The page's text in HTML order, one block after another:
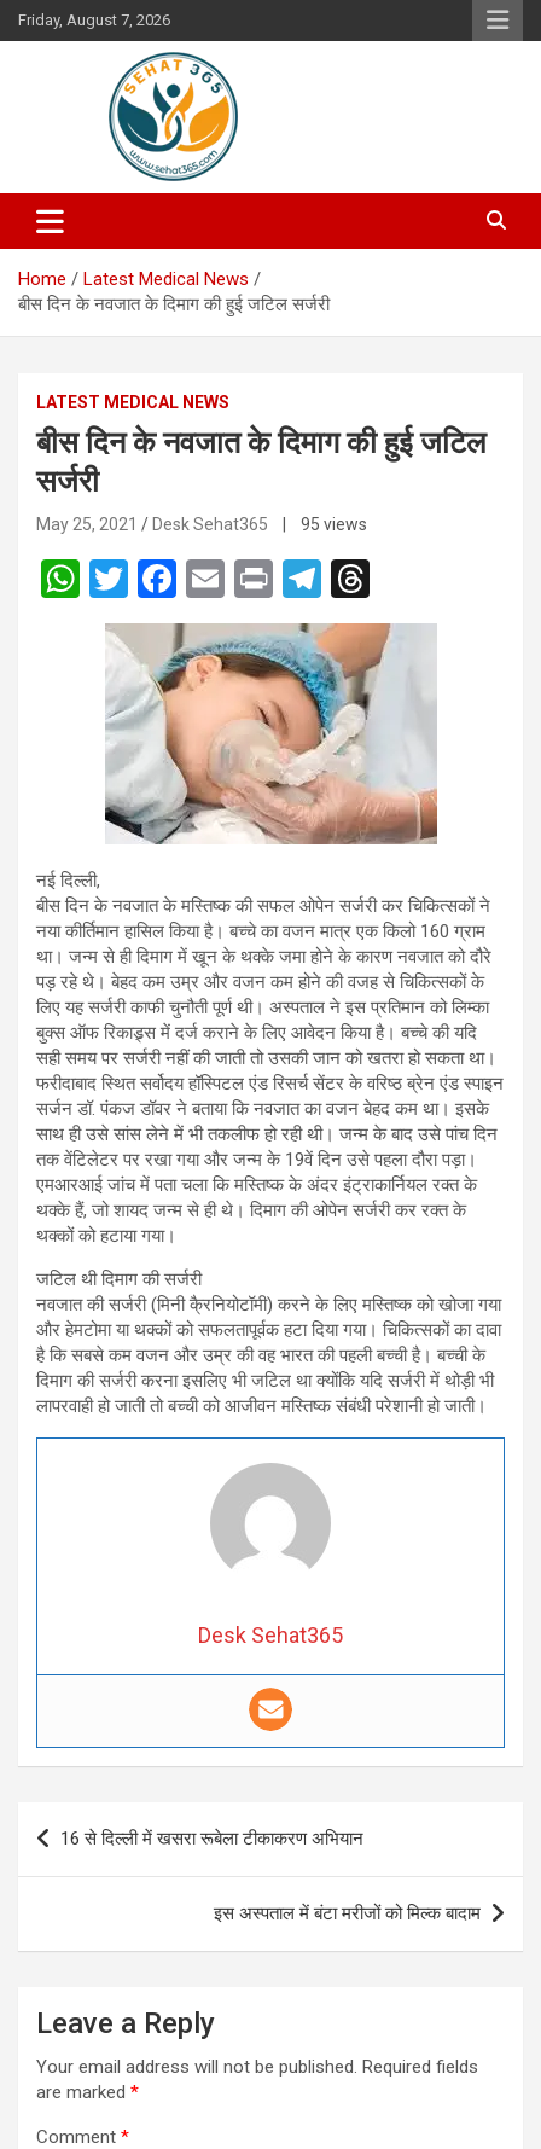
Skip
to
Friday, August 7, 2026
Sehat365
Your's Complete Health Guide
Home
Latest Medical News
बीस दिन के नवजात के दिमाग की हुई जटिल सर्जरी
LATEST MEDICAL NEWS
बीस दिन के नवजात के दिमाग की हुई जटिल
सर्जरी
May 25, 2021 Desk Sehat365 | 95 views
W
at
T
wi
tt
er
F
a
ce
b
o
o
k
E
m
ail
Pr
in
t
T
el
e
gr
a
m
hr
e
a
नई दिल्ली,
बीस दिन के नवजात के मस्तिष्क की सफल ओपेन सर्जरी कर चिकित्सकों ने
नया कीर्तिमान हासिल किया है। बच्चे का वजन मात्र एक किलो 160 ग्राम
था। जन्म से ही दिमाग में खून के थक्के जमा होने के कारण नवजात को दौरे
पड़ रहे थे। बेहद कम उम्र और वजन कम होने की वजह से चिकित्सकों के
लिए यह सर्जरी काफी चुनौती पूर्ण थी। अस्पताल ने इस प्रतिमान को लिम्का
बुक्स ऑफ रिकाड्र्स में दर्ज कराने के लिए आवेदन किया है। बच्चे की यदि
सही समय पर सर्जरी नहीं की जाती तो उसकी जान को खतरा हो सकता था।
फरीदाबाद स्थित सर्वोदय हॉस्पिटल एंड रिसर्च सेंटर के वरिष्ठ ब्रेन एंड स्पाइन
सर्जन डॉ. पंकज डॉवर ने बताया कि नवजात का वजन बेहद कम था। इसके
साथ ही उसे सांस लेने में भी तकलीफ हो रही थी। जन्म के बाद उसे पांच दिन
तक वेंटिलेटर पर रखा गया और जन्म के 19वें दिन उसे पहला दौरा पड़ा।
एमआरआई जांच में पता चला कि मस्तिष्क के अंदर इंट्राकार्नियल रक्त के
थक्के हैं, जो शायद जन्म से ही थे। दिमाग की ओपेन सर्जरी कर रक्त के
थक्कों को हटाया गया।
जटिल थी दिमाग की सर्जरी
नवजात की सर्जरी (मिनी कै्रनियोटॉमी) करने के लिए मस्तिष्क को खोजा गया
और हेमटोमा या थक्कों को सफलतापूर्वक हटा दिया गया। चिकित्सकों का दावा
है कि सबसे कम वजन और उम्र की वह भारत की पहली बच्ची है। बच्ची के
दिमाग की सर्जरी करना इसलिए भी जटिल था क्योंकि यदि सर्जरी में थोड़ी भी
लापरवाही हो जाती तो बच्ची को आजीवन मस्तिष्क संबंधी परेशानी हो जाती।
Desk Sehat365
Post
navigation
16 से दिल्ली में खसरा रूबेला टीकाकरण अभियान
इस अस्पताल में बंटा मरीजों को मिल्क बादाम
Leave a Reply
Your email address will not be published. Required fields
are marked *
Comment *